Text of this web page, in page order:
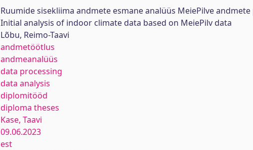
Ruumide sisekliima andmete esmane analüüs MeiePilve andmete
Initial analysis of indoor climate data based on MeiePilv data
Lõbu, Reimo-Taavi
andmetöötlus
andmeanalüüs
data processing
data analysis
diplomitööd
diploma theses
Kase, Taavi
09.06.2023
est